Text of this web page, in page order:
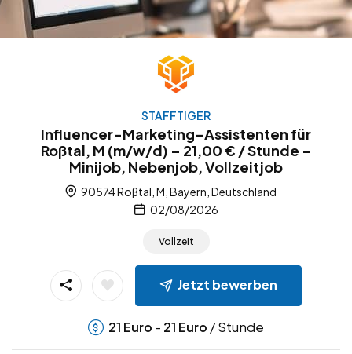
STAFFTIGER
Influencer-Marketing-Assistenten für
Roßtal, M (m/w/d) – 21,00 € / Stunde –
Minijob, Nebenjob, Vollzeitjob
90574 Roßtal, M, Bayern, Deutschland
02/08/2026
Vollzeit
Jetzt bewerben
21 Euro - 21 Euro / Stunde